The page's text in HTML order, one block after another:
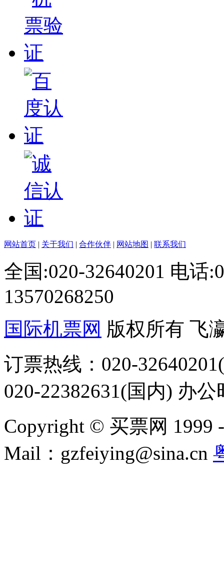
网站首页 | 关于我们 | 合作伙伴 | 网站地图 | 联系我们
全国:020-32640201 电话
13570268250
国际机票网 版权所有 飞
订票热线：020-
020-22382631(国内) 办
Copyright © 买票网 1999
Mail：gzfeiying@sina.cn